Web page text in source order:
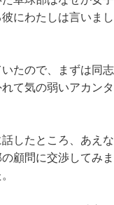
にわたしは言いまし
たので、まずは同志
て気の弱いアカンタ
したところ、あえな
顧問に交渉してみま